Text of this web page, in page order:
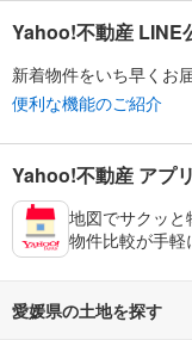
Yahoo!不動産 LINE
新着物件をいち早くお
便利な機能のご紹介
Yahoo!不動産 アプリ
地図でサクッと
物件比較が手軽
愛媛県の土地を探す